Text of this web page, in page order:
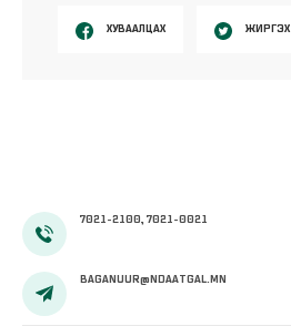
ХУВААЛЦАХ ЖИРГЭХ
7021-2100, 7021-0021
BAGANUUR@NDAATGAL.MN